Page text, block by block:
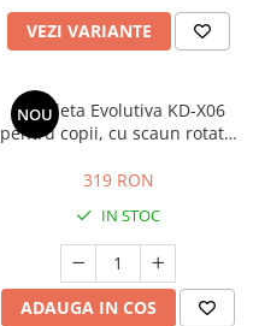
VEZI VARIANTE
NOU
Tricicleta Evolutiva KD-X06
pentru copii, cu scaun rotativ
din cauciuc, 9 luni – 6 ani, bej
319 RON
IN STOC
ADAUGA IN COS